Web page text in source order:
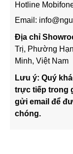
Hotline
Email:
Địa chỉ
Trị, Phường
Minh, Việt Nam
Lưu ý: Quý
trực tiếp trong
gửi email để
chóng.